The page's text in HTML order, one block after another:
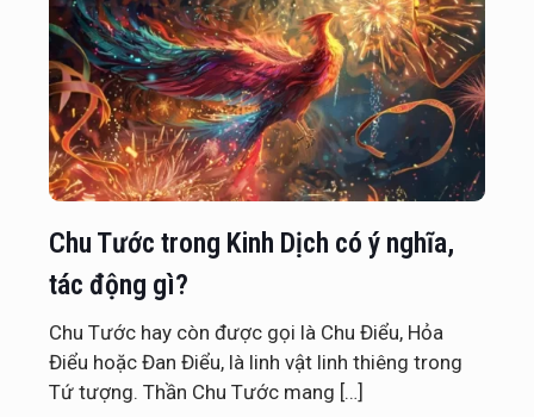
Chu Tước trong Kinh Dịch có ý nghĩa,
tác động gì?
Chu Tước hay còn được gọi là Chu Điểu, Hỏa
Điểu hoặc Đan Điểu, là linh vật linh thiêng trong
Tứ tượng. Thần Chu Tước mang […]